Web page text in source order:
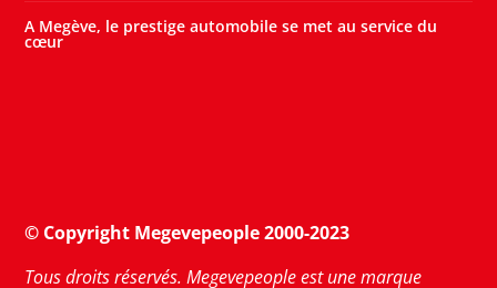
A Megève, le prestige automobile se met au service du
cœur
© Copyright Megevepeople 2000-2023
Tous droits réservés. Megevepeople est une marque